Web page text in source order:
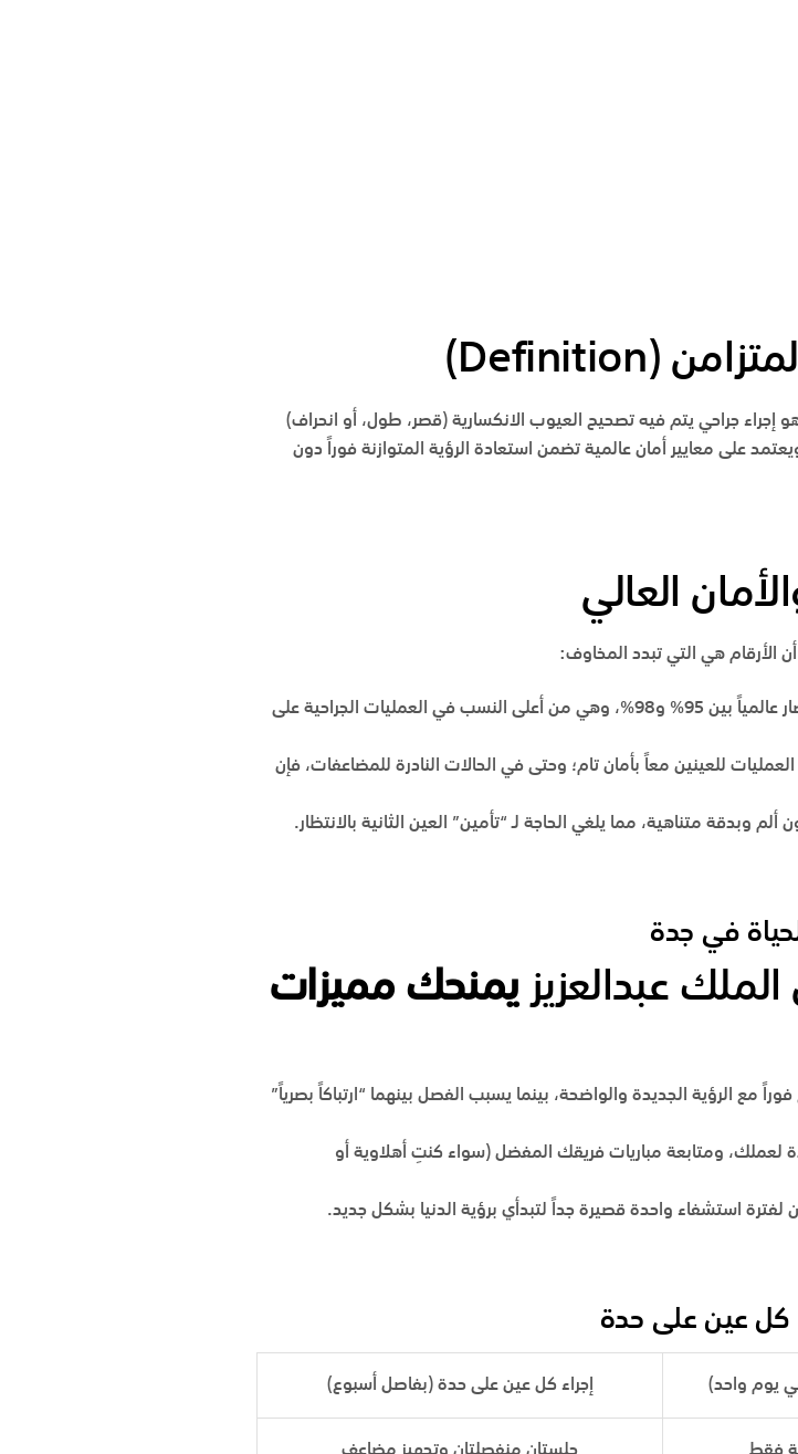
(Definition)
إجراء جراحي يتم فيه تصحيح العيوب الانكسارية (قصر، طول، أو انحراف)
جلسة واحدة تستغرق من 10 إلى 15 دقيقة، ويعتمد على معايير أمان عالمية تضمن استعادة الرؤية المتوازنة فوراً دون
العالي
أن الأرقام هي التي تبدد المخاوف:
عالمياً بين 95% و98 %، وهي من أعلى النسب في العمليات الجراحية على
للعينين معاً بأمان تام؛ وحتى في الحالات النادرة للمضاعفات، فإن
وبدقة متناهية، مما يلغي الحاجة لـ “تأمين” العين الثانية بالانتظار.
في جدة
عبدالعزيز يمنحك مميزات
مع الرؤية الجديدة والواضحة، بينما يسبب الفصل بينهما “ارتباكاً بصرياً”
لعملك، ومتابعة مباريات فريقك المفضل (سواء كنتِ أهلاوية أو
استشفاء واحدة قصيرة جداً لتبدأي برؤية الدنيا بشكل جديد.
كل عين على حدة
يوم واحد) إجراء كل عين على حدة (بفاصل أسبوع)